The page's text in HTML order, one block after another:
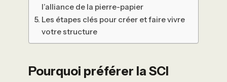
l’alliance de la pierre-papier
Les étapes clés pour créer et faire vivre
votre structure
Pourquoi préférer la SCI